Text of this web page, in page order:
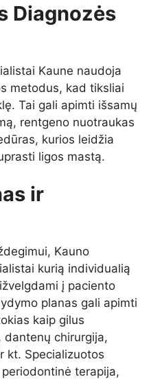
Diagnozės
Kaune naudoja
metodus, kad tiksliai
Tai gali apimti išsamų
rentgeno nuotraukas
kurios leidžia
ligos mastą.
ir
Kauno
kurią individualią
į paciento
planas gali apimti
kaip gilus
dantenų chirurgija,
kt. Specializuotos
terapija,